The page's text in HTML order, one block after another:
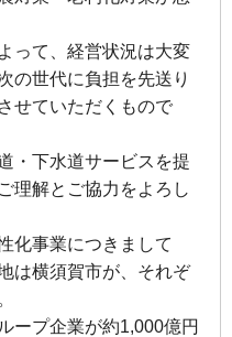
って、経営状況は大変
の世代に負担を先送り
せていただくもので
・下水道サービスを提
理解とご協力をよろし
化事業につきまして
は横須賀市が、それぞ
ープ企業が約1,000億円